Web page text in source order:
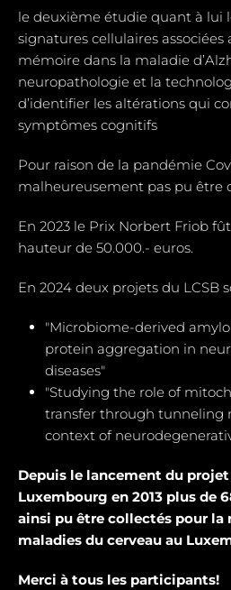
le deuxième étudie quant à lui
signatures cellulaires associées
mémoire dans la maladie
neuropathologie et la
d’identifier les altérations qui
symptômes cognitifs
Pour raison de la pandémie
malheureusement pas pu être
En 2023 le Prix Norbert Friob
hauteur de 50.000.- euros.
En 2024 deux projets du LCSB
"Microbiome-derived
protein aggregation in
diseases"
"Studying the role of
transfer through tunneling
context of
Depuis le lancement du projet
Luxembourg en 2013 plus de
ainsi pu être collectés pour la
maladies du cerveau au
Merci à tous les participants!